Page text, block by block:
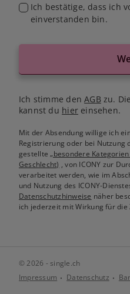
Ich bestätige, dass ich
einverstanden bin.
Ich stimme denAGB zu.
kannst du hiereinsehen.
Mit der Absendung willige ich
Registrierung oder bei Nutzung
gestellte„besondere
Geschlecht) , von ICONY zur
verarbeitet werden, wie im
und Nutzung des ICONY-
Datenschutzhinweise näher
ich jederzeit mit Wirkung für
© 2026 - single.ch
Impressum
Datenschutz